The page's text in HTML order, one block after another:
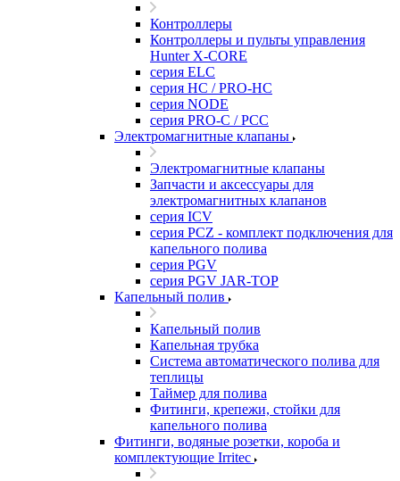
Контроллеры
Контроллеры и пульты управления
Hunter X-CORE
серия ELC
серия HC / PRO-HC
серия NODE
серия PRO-C / PCC
Электромагнитные клапаны
Электромагнитные клапаны
Запчасти и аксессуары для
электромагнитных клапанов
серия ICV
серия PCZ - комплект подключения для
капельного полива
серия PGV
серия PGV JAR-TOP
Капельный полив
Капельный полив
Капельная трубка
Система автоматического полива для
теплицы
Таймер для полива
Фитинги, крепежи, стойки для
капельного полива
Фитинги, водяные розетки, короба и
комплектующие Irritec